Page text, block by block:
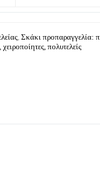
Σκάκι προπαραγγελία:
πολυτελείς